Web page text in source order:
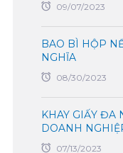
09/07/2023
BAO BÌ HỘP
NGHĨA
08/30/2023
KHAY GIẤY ĐA
DOANH
07/13/2023